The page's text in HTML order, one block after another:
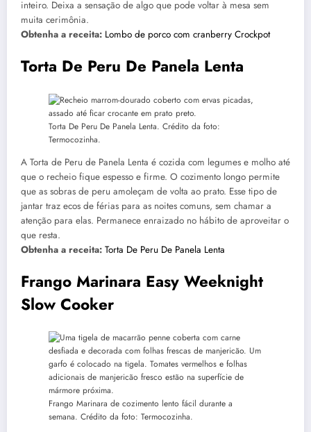
inteiro. Deixa a sensação de algo que pode voltar à mesa sem
muita cerimônia.
Obtenha a receita: Lombo de porco com cranberry Crockpot
Torta De Peru De Panela Lenta
Torta De Peru De Panela Lenta. Crédito da foto:
Termocozinha.
A Torta de Peru de Panela Lenta é cozida com legumes e molho até
que o recheio fique espesso e firme. O cozimento longo permite
que as sobras de peru amoleçam de volta ao prato. Esse tipo de
jantar traz ecos de férias para as noites comuns, sem chamar a
atenção para elas. Permanece enraizado no hábito de aproveitar o
que resta.
Obtenha a receita: Torta De Peru De Panela Lenta
Frango Marinara Easy Weeknight
Slow Cooker
Frango Marinara de cozimento lento fácil durante a
semana. Crédito da foto: Termocozinha.